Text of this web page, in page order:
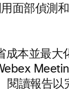
面部偵測
成本並最大
閱讀報告